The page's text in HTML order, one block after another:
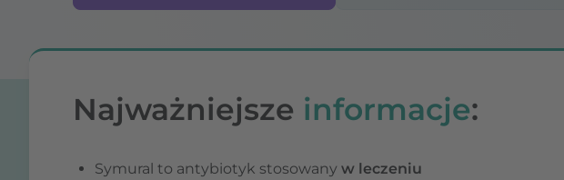
Najważniejsze informacje:
Symural to antybiotyk stosowany w leczeniu